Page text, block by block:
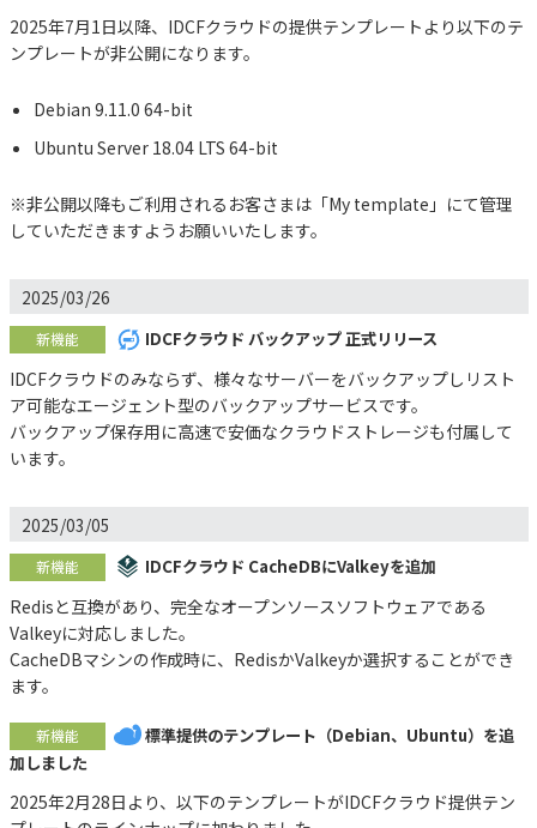
2025年7月1日以降、IDCFクラウドの提供テンプレートより以下のテ
ンプレートが非公開になります。
Debian 9.11.0 64-bit
Ubuntu Server 18.04 LTS 64-bit
※非公開以降もご利用されるお客さまは「My template」にて管理
していただきますようお願いいたします。
2025/03/26
新機能 IDCFクラウド バックアップ 正式リリース
IDCFクラウドのみならず、様々なサーバーをバックアップしリスト
ア可能なエージェント型のバックアップサービスです。
バックアップ保存用に高速で安価なクラウドストレージも付属して
います。
2025/03/05
新機能 IDCFクラウド CacheDBにValkeyを追加
Redisと互換があり、完全なオープンソースソフトウェアである
Valkeyに対応しました。
CacheDBマシンの作成時に、RedisかValkeyか選択することができ
ます。
新機能
標準提供のテンプレート（Debian、Ubuntu）を追
加しました
2025年2月28日より、以下のテンプレートがIDCFクラウド提供テン